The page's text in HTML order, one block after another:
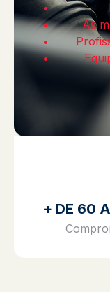
As
+ DE 60